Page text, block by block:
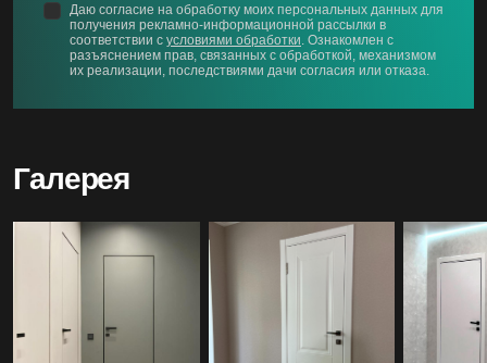
Даю согласие на обработку моих персональных данных для
получения рекламно-информационной рассылки в
соответствии с условиями обработки . Ознакомлен с
разъяснением прав, связанных с обработкой, механизмом
их реализации, последствиями дачи согласия или отказа.
Галерея